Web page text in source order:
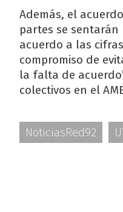
Además, el
partes se
acuerdo a las
compromiso de
la falta de
colectivos en el
NoticiasRed92